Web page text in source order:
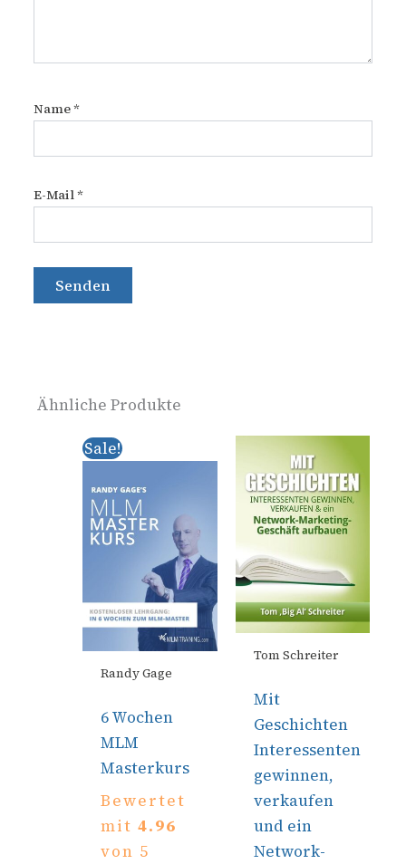
Name*
E-Mail*
Ähnliche Produkte
Sale!
Randy Gage
6 Wochen
MLM
Masterkurs
Bewertet
mit4.96
von 5
Preis
€ 0,00
Preis
Tom Schreiter
Mit
Geschichten
Interessenten
gewinnen,
verkaufen
und ein
Network-